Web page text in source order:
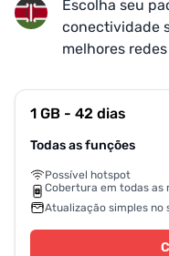
Escolha seu
conectividade
melhores
1 GB - 42 dias
Todas as funções
Possível hotspot
Cobertura em todas as
Atualização simples no